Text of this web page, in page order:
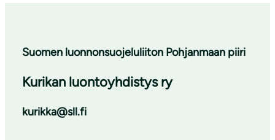
Suomen luonnonsuojeluliiton Pohjanmaan piiri
Kurikan luontoyhdistys ry
kurikka@sll.fi